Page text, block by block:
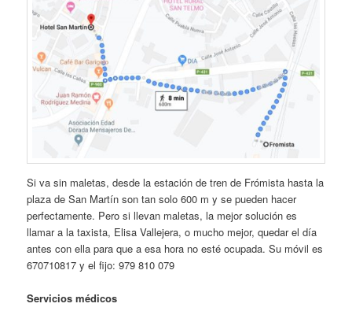
Si va sin maletas, desde la estación de tren de Frómista hasta la
plaza de San Martín son tan solo 600 m y se pueden hacer
perfectamente. Pero si llevan maletas, la mejor solución es
llamar a la taxista, Elisa Vallejera, o mucho mejor, quedar el día
antes con ella para que a esa hora no esté ocupada. Su móvil es
670710817 y el fijo: 979 810 079
Servicios médicos